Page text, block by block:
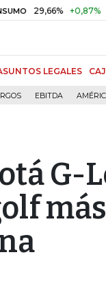
+0,87% +3,02%
LEGALES
EBITDA
G-